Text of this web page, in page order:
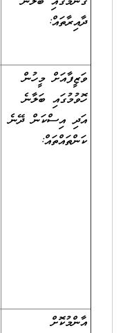
ދާއިރާތައް:
ވަޒީފާއަށް މީހުން
ހޮވުމުގައި ބަލާނެ
އަދި އިސްކަން ދޭނެ
ކަންތައްތައް:
އާންމުކޮށް